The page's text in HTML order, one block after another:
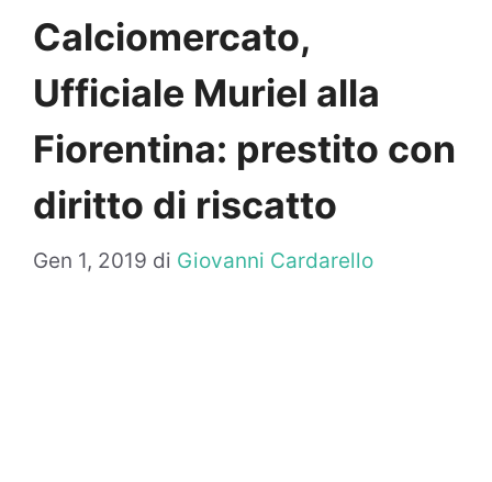
Calciomercato,
Ufficiale Muriel alla
Fiorentina: prestito con
diritto di riscatto
Gen 1, 2019 di Giovanni Cardarello